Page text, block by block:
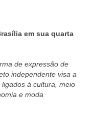
em sua quarta
de expressão de
independente visa a
à cultura, meio
e moda